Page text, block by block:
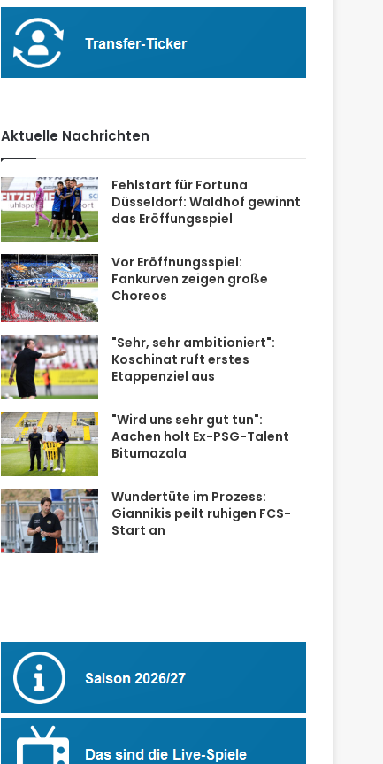
Aktuelle Nachrichten
Fehlstart für Fortuna
Düsseldorf: Waldhof gewinnt
das Eröffungsspiel
Vor Eröffnungsspiel:
Fankurven zeigen große
Choreos
"Sehr, sehr ambitioniert":
Koschinat ruft erstes
Etappenziel aus
"Wird uns sehr gut tun":
Aachen holt Ex-PSG-Talent
Bitumazala
Wundertüte im Prozess:
Giannikis peilt ruhigen FCS-
Start an